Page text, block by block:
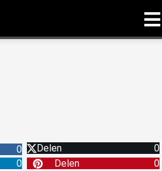
0 Delen
0
0 Delen
0